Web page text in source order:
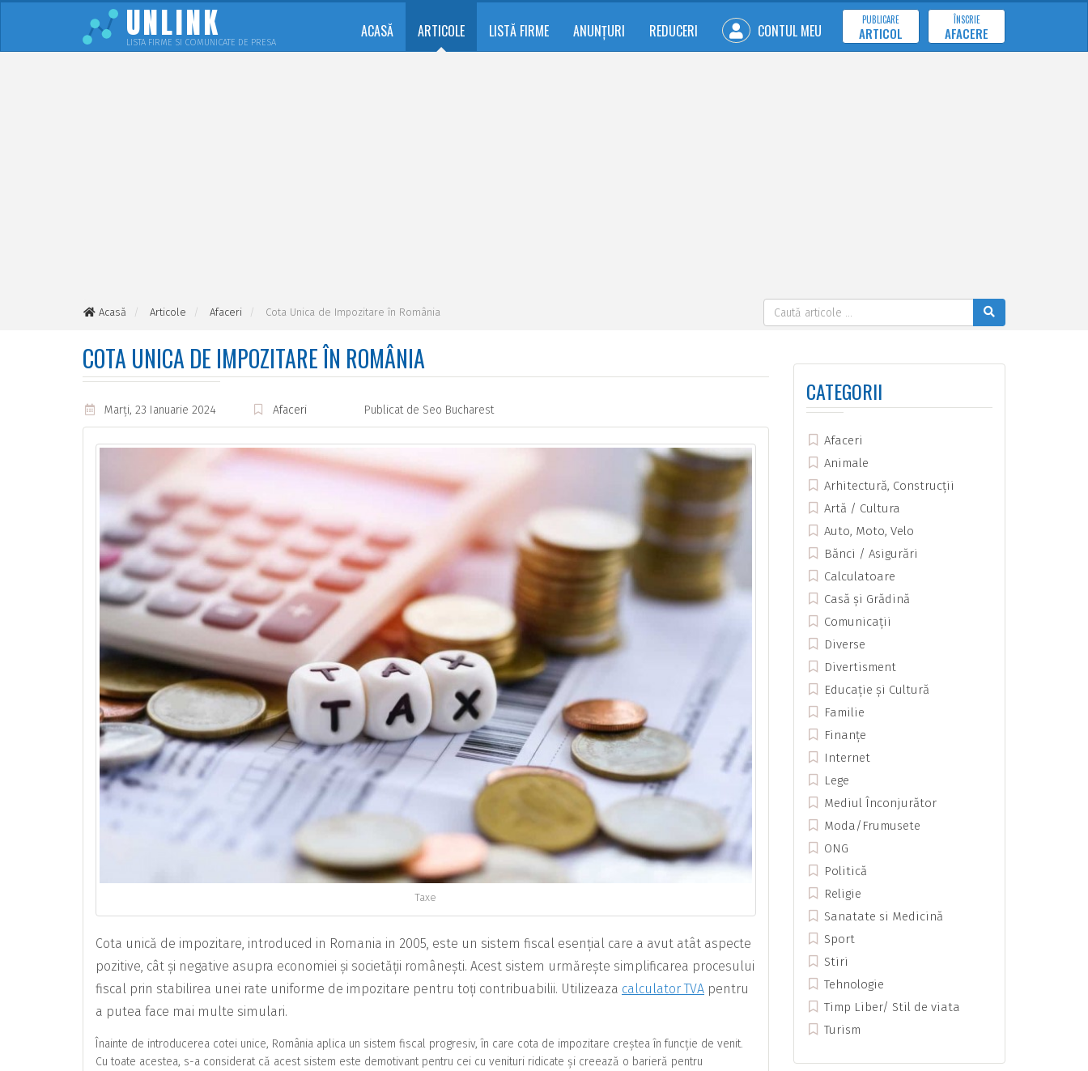
UNLINK
LISTA FIRME SI COMUNICATE DE PRESA
ACASĂ ARTICOLE LISTĂ FIRME ANUNȚURI REDUCERI CONTUL MEU
PUBLICARE
ARTICOL
ÎNSCRIE
AFACERE
Acasă Articole Afaceri Cota Unica de Impozitare în România
COTA UNICA DE IMPOZITARE ÎN ROMÂNIA
Marţi, 23 Ianuarie 2024 Afaceri Publicat de Seo Bucharest
Taxe
Cota unică de impozitare, introduced in Romania in 2005, este un sistem fiscal esențial care a avut atât aspecte
pozitive, cât și negative asupra economiei și societății românești. Acest sistem urmărește simplificarea procesului
fiscal prin stabilirea unei rate uniforme de impozitare pentru toți contribuabilii. Utilizeaza calculator TVA pentru
a putea face mai multe simulari.
Înainte de introducerea cotei unice, România aplica un sistem fiscal progresiv, în care cota de impozitare creștea în funcție de venit.
Cu toate acestea, s-a considerat că acest sistem este demotivant pentru cei cu venituri ridicate și creează o barieră pentru
CATEGORII
Afaceri
Animale
Arhitectură, Construcții
Artă / Cultura
Auto, Moto, Velo
Bănci / Asigurări
Calculatoare
Casă și Grădină
Comunicații
Diverse
Divertisment
Educație și Cultură
Familie
Finanțe
Internet
Lege
Mediul Înconjurător
Moda/Frumusete
ONG
Politică
Religie
Sanatate si Medicină
Sport
Stiri
Tehnologie
Timp Liber/ Stil de viata
Turism